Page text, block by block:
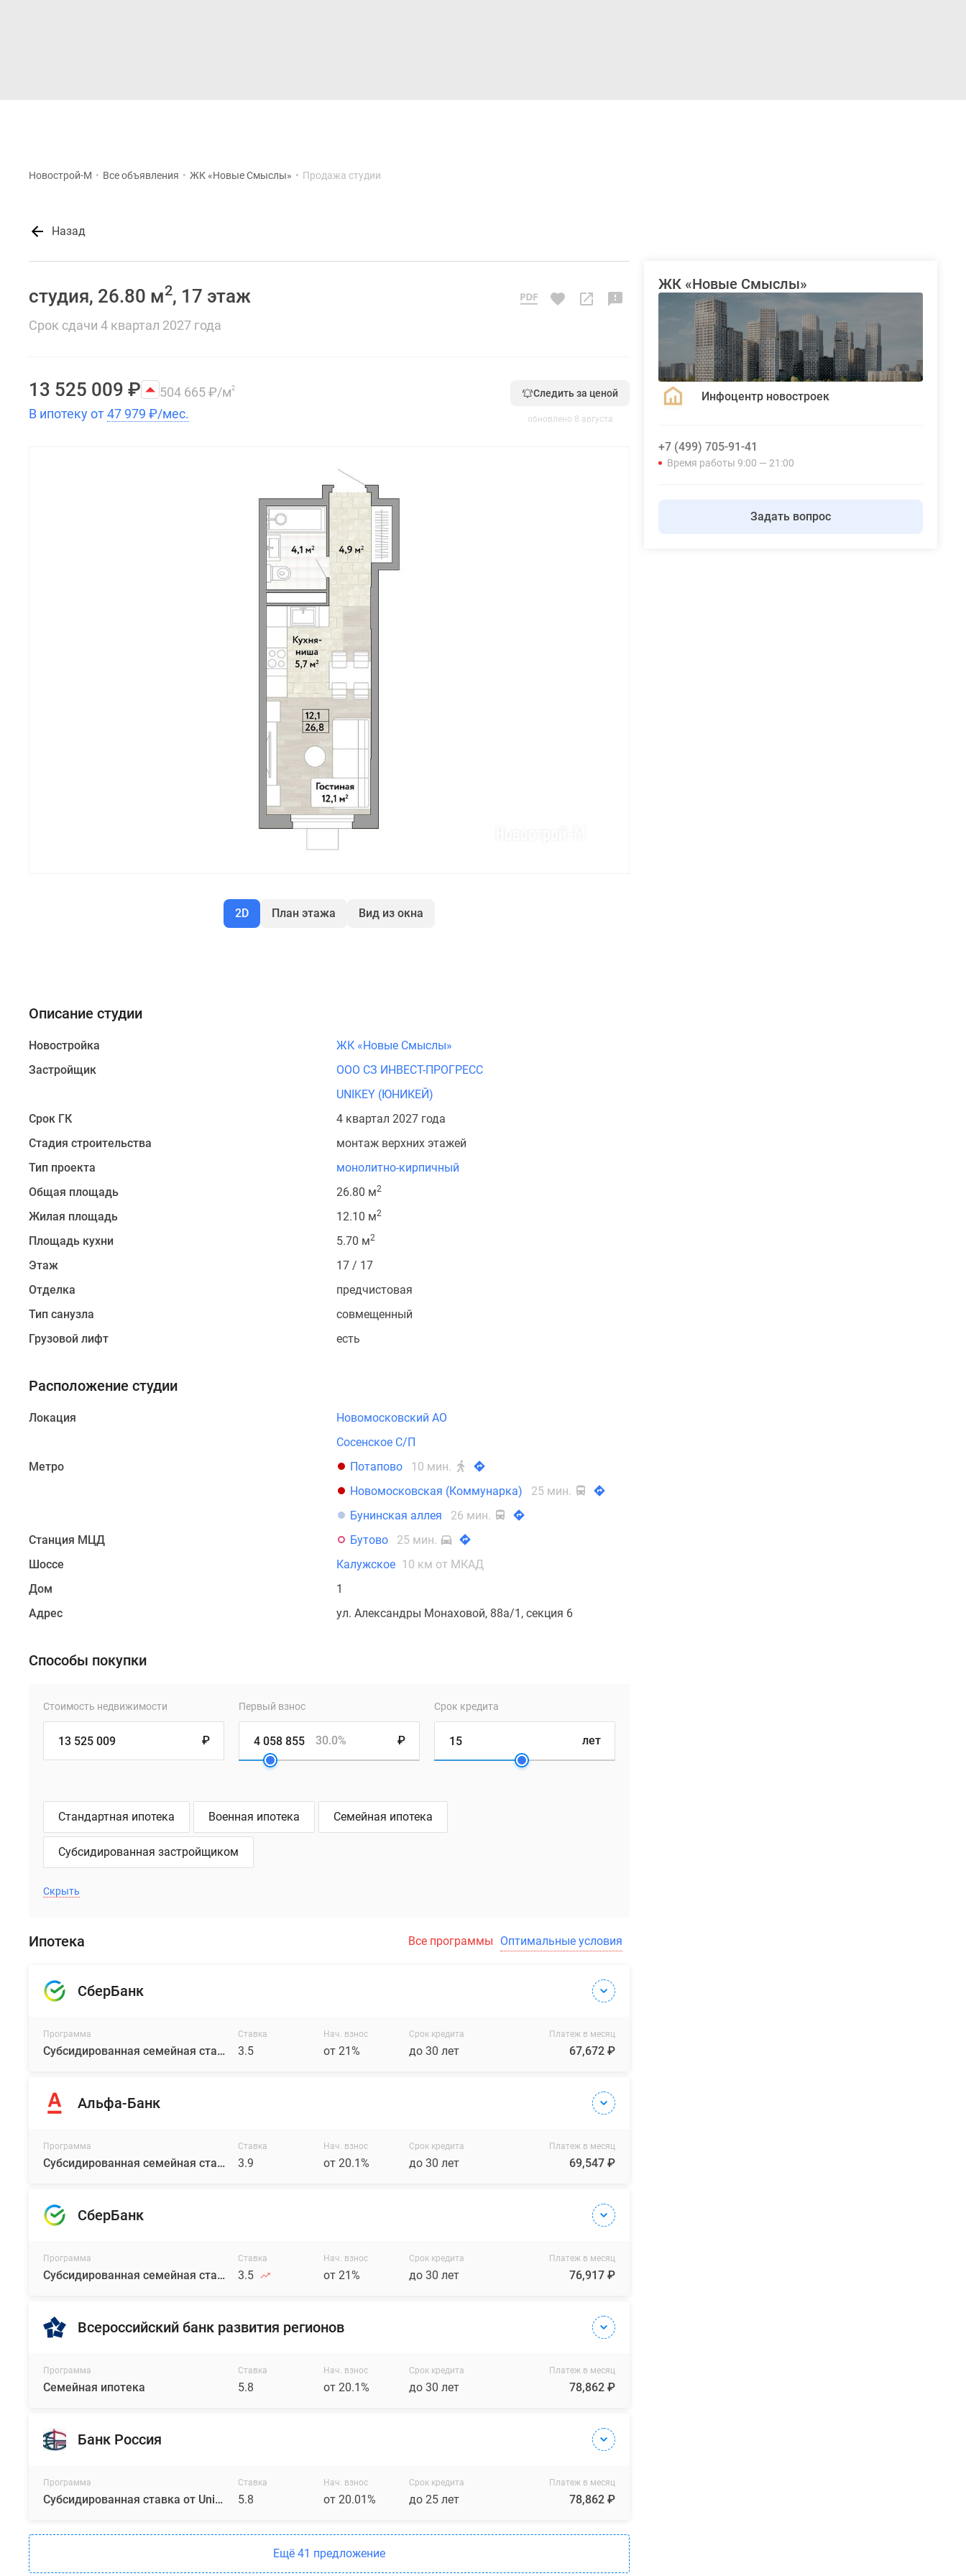
Новострой-М • Все объявления • ЖК «Новые Смыслы» • Продажа студии
Назад
студия, 26.80 м2, 17 этаж
Срок сдачи 4 квартал 2027 года
13 525 009 ₽ 504 665₽/м2
В ипотеку от47 979 ₽/мес.
Следить за ценой
обновлено 8 августа
2D План этажа Вид из окна
Описание студии
Новостройка
ЖК «Новые Смыслы»
Застройщик
ООО СЗ ИНВЕСТ-ПРОГРЕСС
UNIKEY (ЮНИКЕЙ)
Срок ГК
4 квартал 2027 года
Стадия строительства
монтаж верхних этажей
Тип проекта
монолитно-кирпичный
Общая площадь
26.80 м2
Жилая площадь 12.10 м2
Площадь кухни 5.70 м2
Этаж
17 / 17
Отделка
предчистовая
Тип санузла
совмещенный
Грузовой лифт
есть
Расположение студии
Локация
Новомосковский АО
Сосенское С/П
Метро
Потапово
10 мин.
Новомосковская (Коммунарка)
25 мин.
Бунинская аллея
26 мин.
Станция МЦД
Бутово
25 мин.
Шоссе
Калужское 10 км от МКАД
Дом
1
Адрес
ул. Александры Монаховой, 88а/1, секция 6
Способы покупки
Стоимость недвижимости
₽
Первый взнос
₽
30.0%
Срок кредита
лет
Стандартная ипотека Военная ипотека Семейная ипотека
Субсидированная застройщиком
Скрыть
Ипотека Все программы Оптимальные условия
СберБанк
Программа
Субсидированная семейная ставка от Unikey
Ставка
3.5
Нач. взнос
от 21%
Срок кредита
до 30 лет
Платеж в месяц
67,672 ₽
Альфа-Банк
Программа
Субсидированная семейная ставка от Unikey
Ставка
3.9
Нач. взнос
от 20.1%
Срок кредита
до 30 лет
Платеж в месяц
69,547 ₽
СберБанк
Программа
Субсидированная семейная ставка от Unikey
Ставка
3.5
Нач. взнос
от 21%
Срок кредита
до 30 лет
Платеж в месяц
76,917 ₽
Всероссийский банк развития регионов
Программа
Семейная ипотека
Ставка
5.8
Нач. взнос
от 20.1%
Срок кредита
до 30 лет
Платеж в месяц
78,862 ₽
Банк Россия
Программа
Субсидированная ставка от Unikey
Ставка
5.8
Нач. взнос
от 20.01%
Срок кредита
до 25 лет
Платеж в месяц
78,862 ₽
Ещё 41 предложение
ЖК «Новые Смыслы»
Инфоцентр новостроек
+7 (499) 705-91-41
Время работы 9:00 — 21:00
Задать вопрос